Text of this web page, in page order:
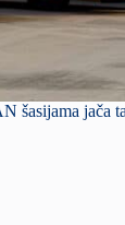
šasijama jača